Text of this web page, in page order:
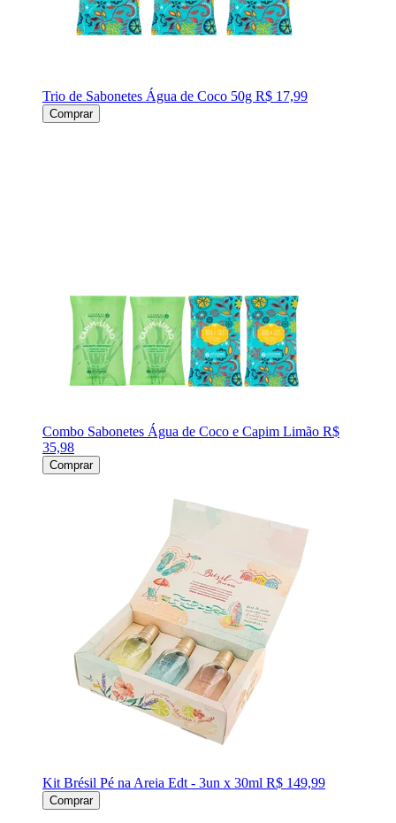
Trio de Sabonetes Água de Coco 50g R$ 17,99
Comprar
Combo Sabonetes Água de Coco e Capim Limão R$
35,98
Comprar
Kit Brésil Pé na Areia Edt - 3un x 30ml R$ 149,99
Comprar